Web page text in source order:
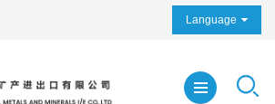
Language